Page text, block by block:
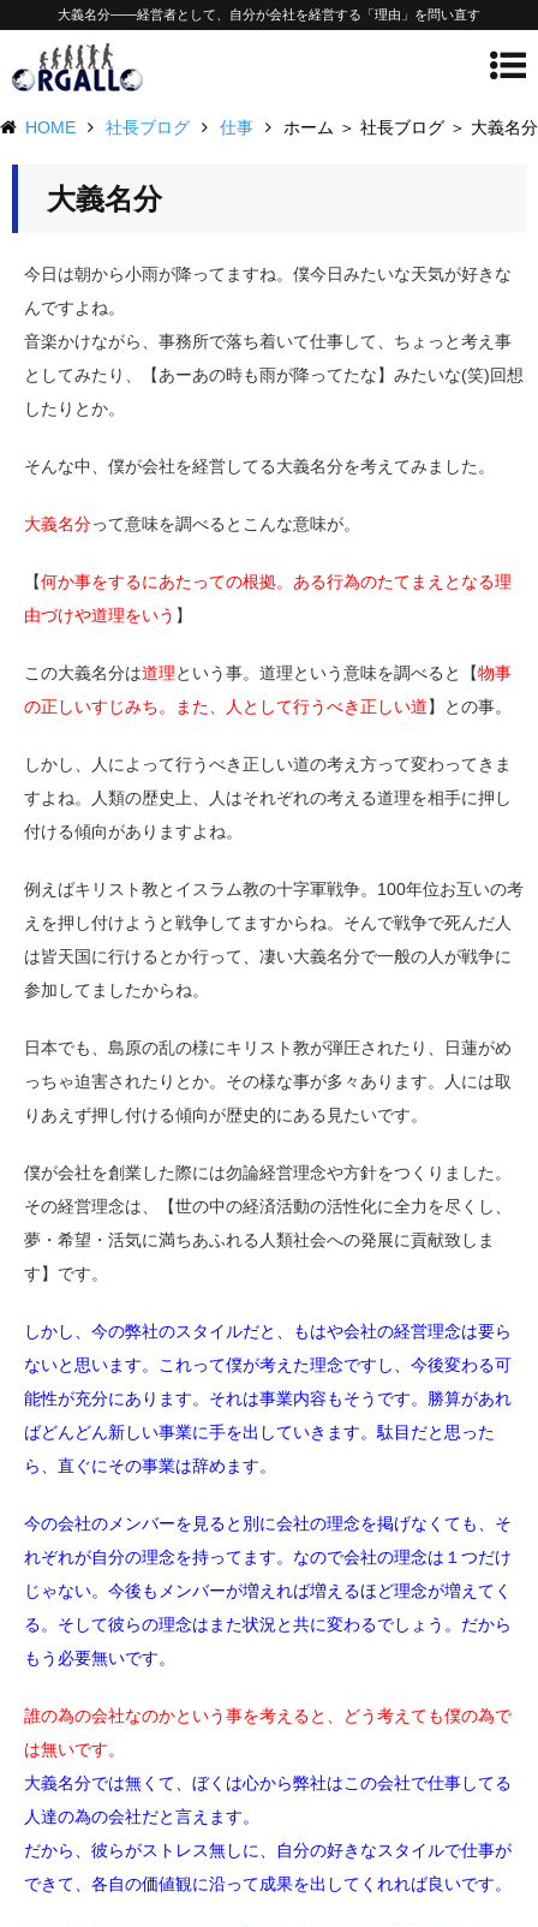
大義名分——経営者として、自分が会社を経営する「理由」を問い直す
HOME 社長ブログ 仕事 ホーム ＞ 社長ブログ ＞ 大義名分
大義名分
今日は朝から小雨が降ってますね。僕今日みたいな天気が好きな
んですよね。
音楽かけながら、事務所で落ち着いて仕事して、ちょっと考え事
としてみたり、【あーあの時も雨が降ってたな】みたいな(笑)回想
したりとか。
そんな中、僕が会社を経営してる大義名分を考えてみました。
大義名分って意味を調べるとこんな意味が。
【何か事をするにあたっての根拠。ある行為のたてまえとなる理
由づけや道理をいう 】
この大義名分は道理という事。道理という意味を調べると【物事
の正しいすじみち。また、人として行うべき正しい道】との事。
しかし、人によって行うべき正しい道の考え方って変わってきま
すよね。人類の歴史上、人はそれぞれの考える道理を相手に押し
付ける傾向がありますよね。
例えばキリスト教とイスラム教の十字軍戦争。100年位お互いの考
えを押し付けようと戦争してますからね。そんで戦争で死んだ人
は皆天国に行けるとか行って、凄い大義名分で一般の人が戦争に
参加してましたからね。
日本でも、島原の乱の様にキリスト教が弾圧されたり、日蓮がめ
っちゃ迫害されたりとか。その様な事が多々あります。人には取
りあえず押し付ける傾向が歴史的にある見たいです。
僕が会社を創業した際には勿論経営理念や方針をつくりました。
その経営理念は、【世の中の経済活動の活性化に全力を尽くし、
夢・希望・活気に満ちあふれる人類社会への発展に貢献致しま
す】です。
しかし、今の弊社のスタイルだと、もはや会社の経営理念は要ら
ないと思います。これって僕が考えた理念ですし、今後変わる可
能性が充分にあります。それは事業内容もそうです。勝算があれ
ばどんどん新しい事業に手を出していきます。駄目だと思った
ら、直ぐにその事業は辞めます。
今の会社のメンバーを見ると別に会社の理念を掲げなくても、そ
れぞれが自分の理念を持ってます。なので会社の理念は１つだけ
じゃない。今後もメンバーが増えれば増えるほど理念が増えてく
る。そして彼らの理念はまた状況と共に変わるでしょう。だから
もう必要無いです。
誰の為の会社なのかという事を考えると、どう考えても僕の為で
は無いです。
大義名分では無くて、ぼくは心から弊社はこの会社で仕事してる
人達の為の会社だと言えます。
だから、彼らがストレス無しに、自分の好きなスタイルで仕事が
できて、各自の価値観に沿って成果を出してくれれば良いです。